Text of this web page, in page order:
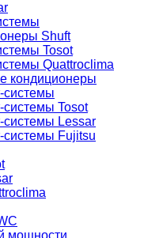
Shuft
Tosot
Quattroclima
кондиционеры
системы
Tosot
системы Lessar
системы Fujitsu
мощности